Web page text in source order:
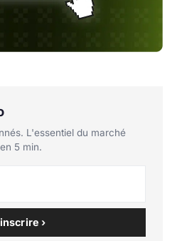
L'essentiel du marché
5 min.
›